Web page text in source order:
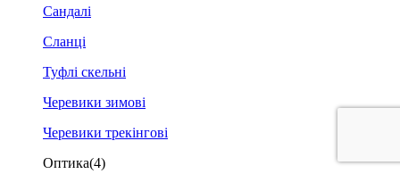
Сандалі
Сланці
Туфлі скельні
Черевики зимові
Черевики трекінгові
Оптика(4)